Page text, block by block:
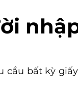
cầu bất kỳ